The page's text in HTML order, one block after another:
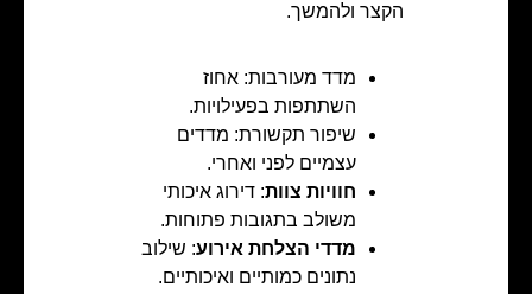
הקצר ולהמשך.
מדד מעורבות: אחוז
השתתפות בפעילויות.
שיפור תקשורת: מדדים
עצמיים לפני ואחרי.
חוויות צוות: דירוג איכותי
משולב בתגובות פתוחות.
מדדי הצלחת אירוע: שילוב
נתונים כמותיים ואיכותיים.